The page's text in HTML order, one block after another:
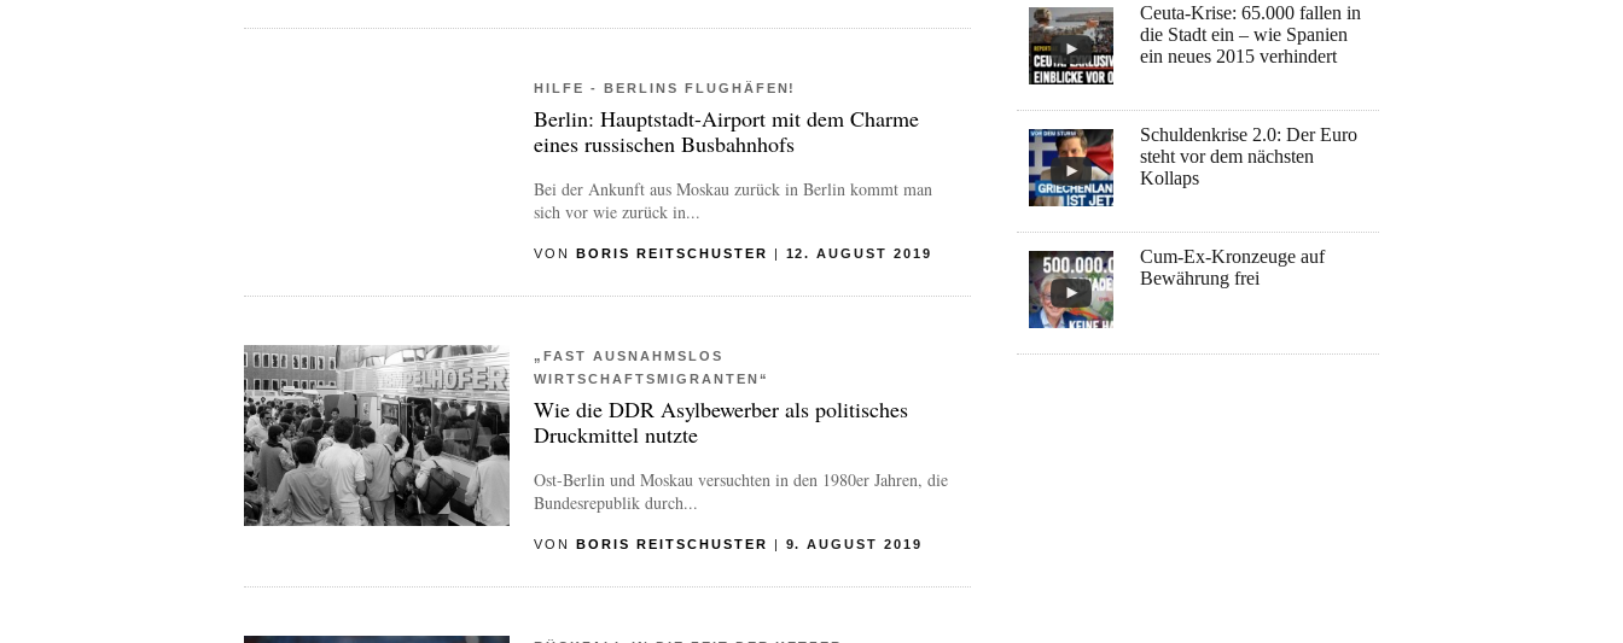
HILFE - BERLINS FLUGHÄFEN!
Berlin: Hauptstadt-Airport mit dem Charme
eines russischen Busbahnhofs
Bei der Ankunft aus Moskau zurück in Berlin kommt man
sich vor wie zurück in...
VON BORIS REITSCHUSTER | 12. AUGUST 2019
„FAST AUSNAHMSLOS
WIRTSCHAFTSMIGRANTEN“
Wie die DDR Asylbewerber als politisches
Druckmittel nutzte
Ost-Berlin und Moskau versuchten in den 1980er Jahren, die
Bundesrepublik durch...
VON BORIS REITSCHUSTER | 9. AUGUST 2019
Ceuta-Krise: 65.000 fallen in
die Stadt ein – wie Spanien
ein neues 2015 verhindert
Schuldenkrise 2.0: Der Euro
steht vor dem nächsten
Kollaps
Cum-Ex-Kronzeuge auf
Bewährung frei